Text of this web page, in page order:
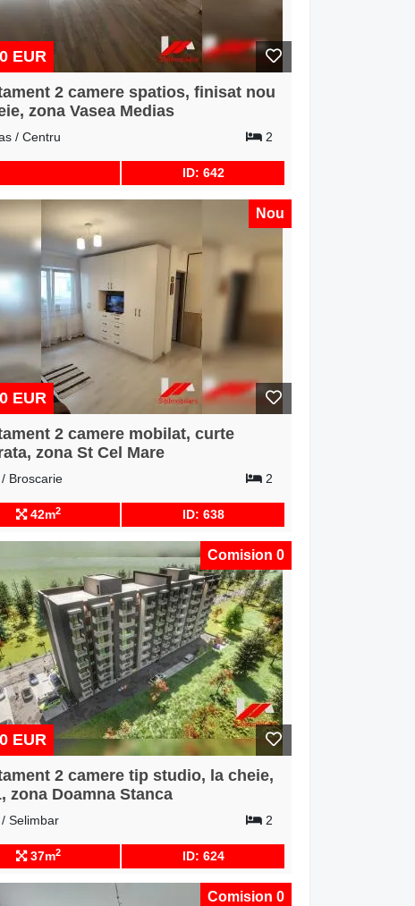
EUR
2 camere spatios, finisat nou
zona Vasea Medias
/ Centru 2
ID: 642
Nou
EUR
2 camere mobilat, curte
zona St Cel Mare
Broscarie 2
42m2 ID: 638
Comision 0
EUR
2 camere tip studio, la cheie,
zona Doamna Stanca
Selimbar 2
37m2 ID: 624
Comision 0